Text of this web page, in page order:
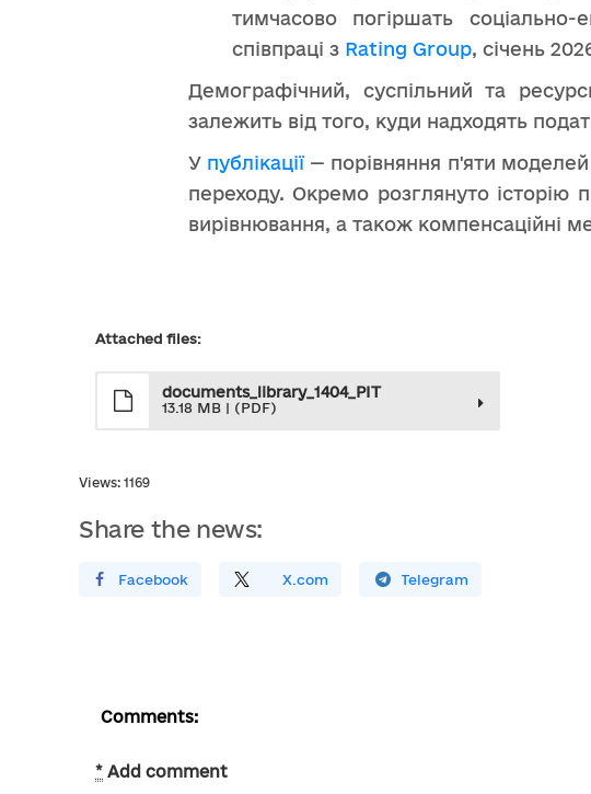
тимчасово погіршать
співпраці з Rating Group, січень
Демографічний, суспільний та
залежить від того, куди надходять
У публікації — порівняння п'яти
переходу. Окремо розглянуто історію
вирівнювання, а також компенсаційні
Attached files:
documents_library_1404_PIT
13.18 MB | (PDF)
Views: 1169
Share the news:
Поширити У FacebookПоділитись X.comПоширити У Telegram
Comments:
* Add comment